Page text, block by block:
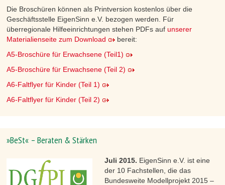
Die Broschüren können als Printversion kostenlos über die
Geschäftsstelle EigenSinn e.V. bezogen werden. Für
überregionale Hilfeeinrichtungen stehen PDFs auf unserer
Materialienseite zum Download
bereit:
A5-Broschüre für Erwachsene (Teil1)
A5-Broschüre für Erwachsene (Teil 2)
A6-Faltflyer für Kinder (Teil 1)
A6-Faltflyer für Kinder (Teil 2)
»BeSt« – Beraten & Stärken
Juli 2015. EigenSinn e.V. ist eine
der 10 Fachstellen, die das
Bundesweite Modellprojekt 2015 –